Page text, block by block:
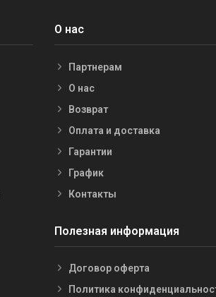
О нас
Партнерам
О нас
Возврат
Оплата и доставка
Гарантии
График
Контакты
Полезная информация
Договор оферта
Политика